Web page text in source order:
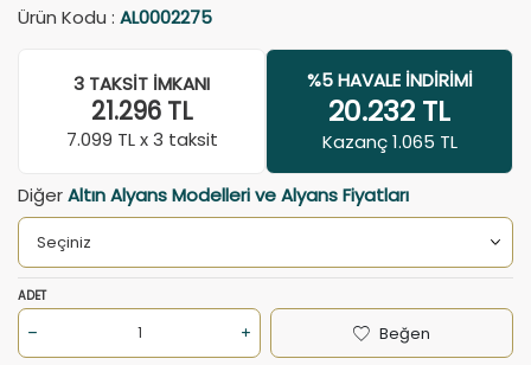
Ürün Kodu : AL0002275
3 TAKSIT İMKANI
21.296TL
7.099 TL x 3 taksit
%5 HAVALE İNDIRIMI
20.232 TL
Kazanç 1.065 TL
DiğerAltın Alyans Modelleri ve Alyans Fiyatları
ADET
Beğen